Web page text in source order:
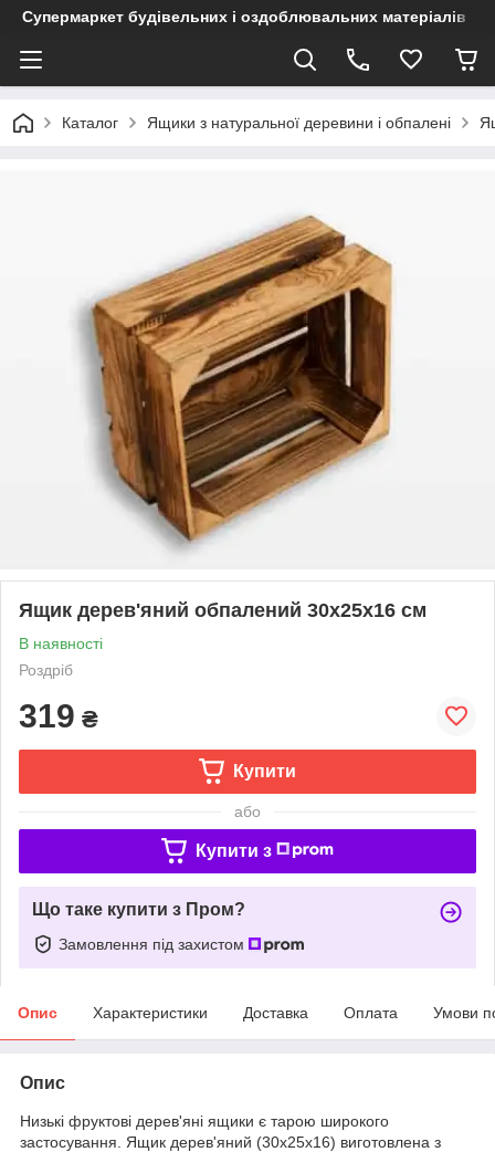
Супермаркет будівельних і оздоблювальних матеріалів
Каталог Ящики з натуральної деревини і обпалені
Ящик дерев'яний обпалений 30x25x16 см
В наявності
Роздріб
319 ₴
Купити
або
Купити з
Що таке купити з Пром?
Замовлення під захистом
Опис Характеристики Доставка Оплата Умови
Опис
Низькі фруктові дерев'яні ящики є тарою широкого
застосування. Ящик дерев'яний (30х25х16) виготовлена ​​з